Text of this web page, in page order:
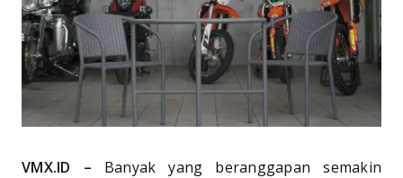
VMX.ID – Banyak yang beranggapan semakin